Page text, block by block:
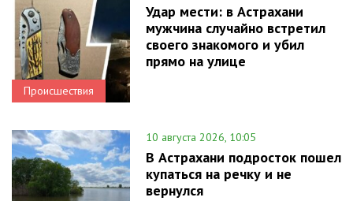
Происшествия
Удар мести: в Астрахани
мужчина случайно встретил
своего знакомого и убил
прямо на улице
10 августа 2026, 10:05
В Астрахани подросток пошел
купаться на речку и не
вернулся